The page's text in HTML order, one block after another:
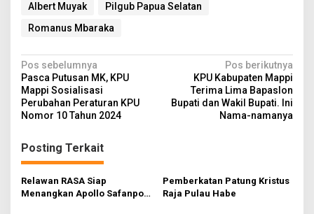
Albert Muyak
Pilgub Papua Selatan
Romanus Mbaraka
N
a
v
g
a
s
Pos sebelumnya
Pasca Putusan MK, KPU
Mappi Sosialisasi
Perubahan Peraturan KPU
Nomor 10 Tahun 2024
Pos berikutnya
KPU Kabupaten Mappi
Terima Lima Bapaslon
Bupati dan Wakil Bupati. Ini
Nama-namanya
Posting Terkait
Relawan RASA Siap
Menangkan Apollo Safanpo
Pemberkatan Patung Kristus
Raja Pulau Habe